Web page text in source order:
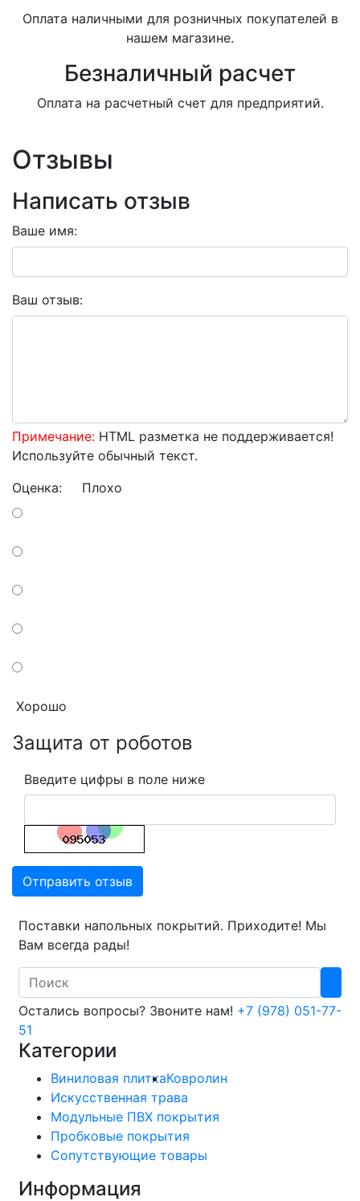
Оплата наличными для розничных покупателей в
нашем магазине.
Безналичный расчет
Оплата на расчетный счет для предприятий.
Отзывы
Написать отзыв
Ваше имя:
Ваш отзыв:
Примечание: HTML разметка не поддерживается!
Используйте обычный текст.
Оценка: Плохо
Хорошо
Защита от роботов
Введите цифры в поле ниже
Отправить отзыв
Поставки напольных покрытий. Приходите! Мы
Вам всегда рады!
Search
Остались вопросы? Звоните нам! +7 (978) 051-77-
51
Категории
Виниловая плиткаКовролин
Искусственная трава
Модульные ПВХ покрытия
Пробковые покрытия
Сопутствующие товары
Информация